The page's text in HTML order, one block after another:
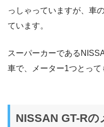
っしゃっていますが、車
ています。
スーパーカーである
車で、メーター1つとって
NISSAN GT-Rの